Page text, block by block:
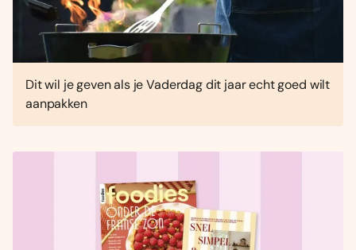
Dit wil je geven als je Vaderdag dit jaar echt goed wilt
aanpakken